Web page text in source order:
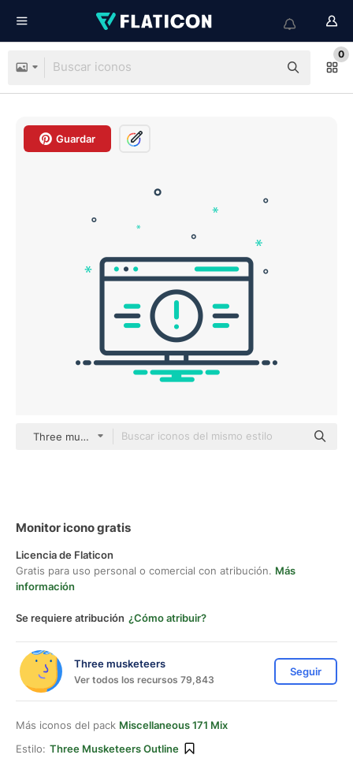
0
Guardar
Three musketeers outline
Monitor icono gratis
Licencia de Flaticon
Gratis para uso personal o comercial con atribución. Más
información
Se requiere atribución ¿Cómo atribuir?
Three musketeers
Ver todos los recursos 79,843
Seguir
Más iconos del pack Miscellaneous 171 Mix
Estilo: Three Musketeers Outline